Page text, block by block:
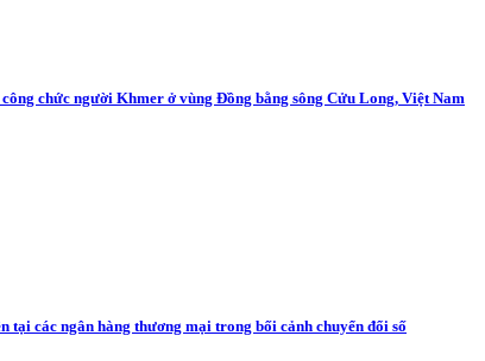
chức người Khmer ở vùng Đồng bằng sông Cửu Long, Việt Nam
tại các ngân hàng thương mại trong bối cảnh chuyển đổi số